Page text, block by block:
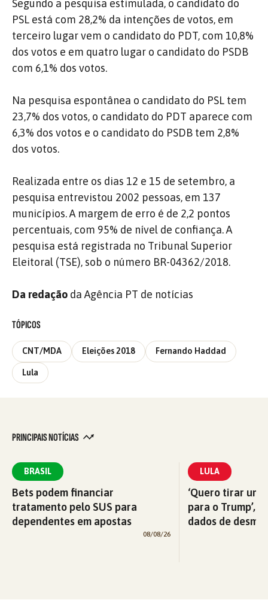
Segundo a pesquisa estimulada, o candidato do
PSL está com 28,2% da intenções de votos, em
terceiro lugar vem o candidato do PDT, com 10,8%
dos votos e em quatro lugar o candidato do PSDB
com 6,1% dos votos.
Na pesquisa espontânea o candidato do PSL tem
23,7% dos votos, o candidato do PDT aparece com
6,3% dos votos e o candidato do PSDB tem 2,8%
dos votos.
Realizada entre os dias 12 e 15 de setembro, a
pesquisa entrevistou 2002 pessoas, em 137
municípios. A margem de erro é de 2,2 pontos
percentuais, com 95% de nível de confiança. A
pesquisa está registrada no Tribunal Superior
Eleitoral (TSE), sob o número BR-04362/2018.
Da redação da Agência PT de notícias
TÓPICOS
CNT/MDA Eleições 2018 Fernando Haddad
Lula
PRINCIPAIS NOTÍCIAS
BRASIL
Bets podem financiar
tratamento pelo SUS para
dependentes em apostas
08/08/26
LULA
‘Quero tirar
para o Trump’,
dados de